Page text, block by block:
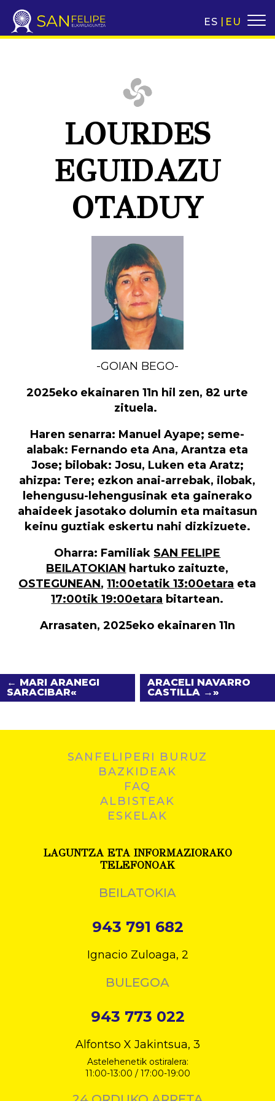
ES EU
LOURDES
EGUIDAZU
OTADUY
-GOIAN BEGO-
2025eko ekainaren 11n hil zen, 82 urte
zituela.
Haren senarra: Manuel Ayape; seme-
alabak: Fernando eta Ana, Arantza eta
Jose; bilobak: Josu, Luken eta Aratz;
ahizpa: Tere; ezkon anai-arrebak, ilobak,
lehengusu-lehengusinak eta gainerako
ahaideek jasotako dolumin eta maitasun
keinu guztiak eskertu nahi dizkizuete.
Oharra: Familiak SAN FELIPE
BEILATOKIAN hartuko zaituzte,
OSTEGUNEAN,11:00etatik 13:00etara eta
17:00tik 19:00etara bitartean.
Arrasaten, 2025eko ekainaren 11n
← MARI ARANEGI
SARACIBAR
ARACELI NAVARRO
CASTILLA →
SANFELIPERI BURUZ
BAZKIDEAK
FAQ
ALBISTEAK
ESKELAK
LAGUNTZA ETA INFORMAZIORAKO
TELEFONOAK
BEILATOKIA
943 791 682
Ignacio Zuloaga, 2
BULEGOA
943 773 022
Alfontso X Jakintsua, 3
Astelehenetik ostiralera:
11:00-13:00 / 17:00-19:00